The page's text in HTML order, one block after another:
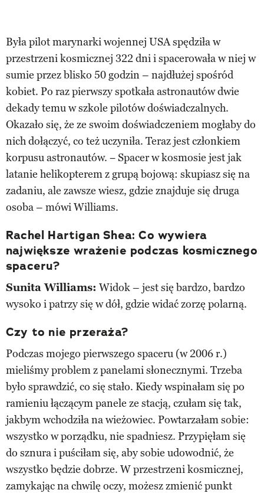
Była pilot marynarki wojennej USA spędziła w
przestrzeni kosmicznej 322 dni i spacerowała w niej w
sumie przez blisko 50 godzin – najdłużej spośród
kobiet. Po raz pierwszy spotkała astronautów dwie
dekady temu w szkole pilotów doświadczalnych.
Okazało się, że ze swoim doświadczeniem mogłaby do
nich dołączyć, co też uczyniła. Teraz jest członkiem
korpusu astronautów. − Spacer w kosmosie jest jak
latanie helikopterem z grupą bojową: skupiasz się na
zadaniu, ale zawsze wiesz, gdzie znajduje się druga
osoba – mówi Williams.
Rachel Hartigan Shea: Co wywiera
największe wrażenie podczas kosmicznego
spaceru?
Sunita Williams: Widok – jest się bardzo, bardzo
wysoko i patrzy się w dół, gdzie widać zorzę polarną.
Czy to nie przeraża?
Podczas mojego pierwszego spaceru (w 2006 r.)
mieliśmy problem z panelami słonecznymi. Trzeba
było sprawdzić, co się stało. Kiedy wspinałam się po
ramieniu łączącym panele ze stacją, czułam się tak,
jakbym wchodziła na wieżowiec. Powtarzałam sobie:
wszystko w porządku, nie spadniesz. Przypięłam się
do sznura i puściłam się, aby sobie udowodnić, że
wszystko będzie dobrze. W przestrzeni kosmicznej,
zamykając na chwilę oczy, możesz zmienić punkt